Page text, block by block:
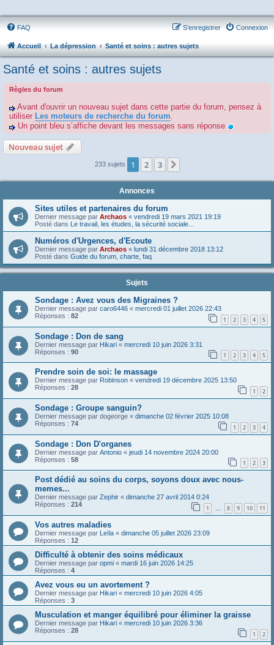
FAQ Connexion
S’enregistrer
Accueil La dépression Santé et soins : autres sujets
Santé et soins : autres sujets
Règles du forum
Avant d'ouvrir un nouveau sujet dans cette partie du forum, pensez à
utiliser Les moteurs de recherche du forum.
Un point bleu s’affiche devant les messages sans réponse
Nouveau sujet
233 sujets 1 2 3
Annonces
Sites utiles et partenaires du forum
Dernier message par Archaos « vendredi 19 mars 2021 19:19
Posté dans Le travail, les études, la sécurité sociale...
Numéros d'Urgences, d'Ecoute
Dernier message par Archaos « lundi 31 décembre 2018 13:12
Posté dans Guide du forum, charte, faq
Sujets
Sondage : Avez vous des Migraines ?
Dernier message par caro6446 « mercredi 01 juillet 2026 22:43
Réponses : 82 1 2 3 4 5
Sondage : Don de sang
Dernier message par Hikari « mercredi 10 juin 2026 3:31
Réponses : 90 1 2 3 4 5
Prendre soin de soi: le massage
Dernier message par Robinson « vendredi 19 décembre 2025 13:50
Réponses : 28 1 2
Sondage : Groupe sanguin?
Dernier message par dogeorge « dimanche 02 février 2025 10:08
Réponses : 74 1 2 3 4
Sondage : Don D'organes
Dernier message par Antonio « jeudi 14 novembre 2024 20:00
Réponses : 58 1 2 3
Post dédié au soins du corps, soyons doux avec nous-
memes...
Dernier message par Zephir « dimanche 27 avril 2014 0:24
Réponses : 214 1 … 8 9 10 11
Vos autres maladies
Dernier message par Leïla « dimanche 05 juillet 2026 23:09
Réponses : 12
Difficulté à obtenir des soins médicaux
Dernier message par opmi « mardi 16 juin 2026 14:25
Réponses : 4
Avez vous eu un avortement ?
Dernier message par Hikari « mercredi 10 juin 2026 4:05
Réponses : 3
Musculation et manger équilibré pour éliminer la graisse
Dernier message par Hikari « mercredi 10 juin 2026 3:36
Réponses : 28 1 2